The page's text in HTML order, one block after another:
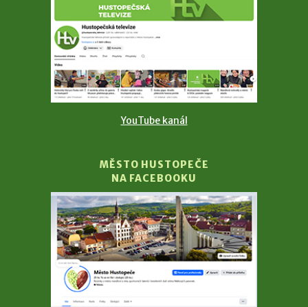
YouTube kanál
MĚSTO HUSTOPEČE
NA FACEBOOKU